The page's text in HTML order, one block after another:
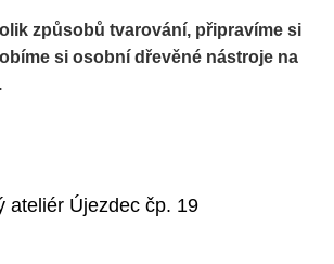
způsobů tvarování, připravíme si
si osobní dřevěné nástroje na
ateliér Újezdec čp. 19